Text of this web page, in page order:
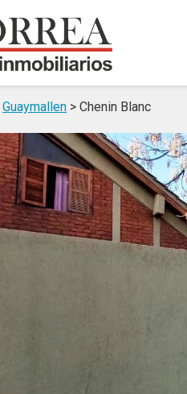
Guaymallen > Chenin Blanc